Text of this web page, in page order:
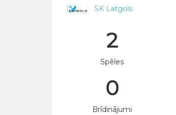
SK Latgols
2
Spēles
0
Brīdinājumi